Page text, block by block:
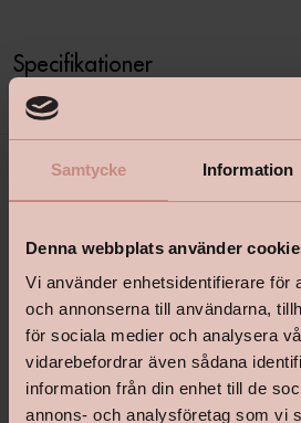
Samtycke Information
Denna webbplats använder
Vi använder enhetsidentifierare för
och annonserna till användarna,
för sociala medier och analysera
vidarebefordrar även sådana
information från din enhet till de
annons- och analysföretag som vi
Specifikationer
shop@happyhomes.se
Vanliga frågor & svar